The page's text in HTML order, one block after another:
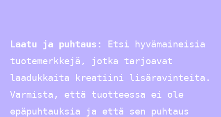
Laatu ja puhtaus:
Etsi hyvämaineisia
tuotemerkkejä, jotka tarjoavat
laadukkaita kreatiini lisäravinteita.
Varmista, että tuotteessa ei ole
epäpuhtauksia ja että sen puhtaus